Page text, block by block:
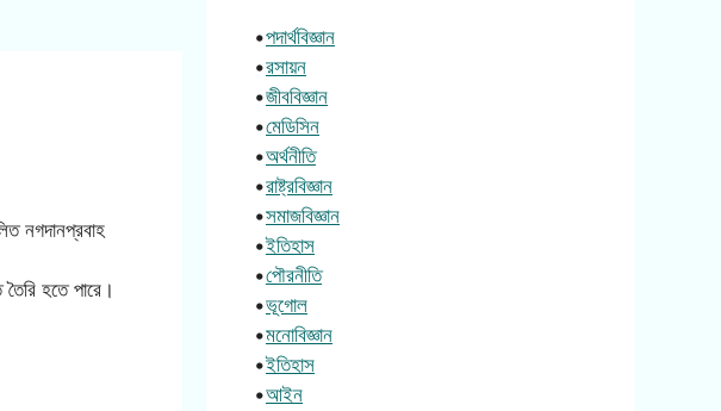
নগদানপ্রবাহ
হতে পারে।
•পদার্থবিজ্ঞান
•রসায়ন
•জীববিজ্ঞান
•মেডিসিন
•অর্থনীতি
•রাষ্ট্রবিজ্ঞান
•সমাজবিজ্ঞান
•ইতিহাস
•পৌরনীতি
•ভূগোল
•মনোবিজ্ঞান
•ইতিহাস
•আইন